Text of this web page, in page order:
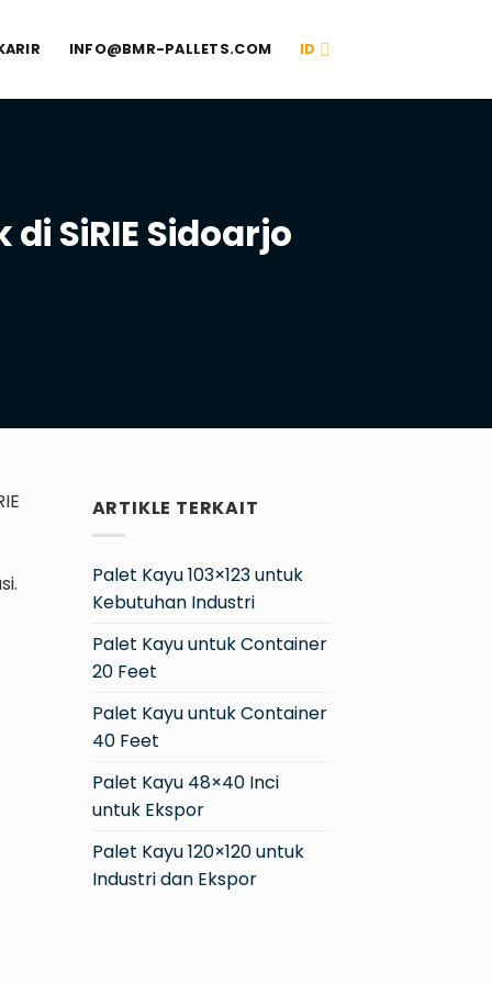
INFO@BMR-PALLETS.COM ID
SiRIE Sidoarjo
ARTIKLE TERKAIT
Palet Kayu 103×123 untuk
Kebutuhan Industri
Palet Kayu untuk Container
20 Feet
Palet Kayu untuk Container
40 Feet
Palet Kayu 48×40 Inci
untuk Ekspor
Palet Kayu 120×120 untuk
Industri dan Ekspor